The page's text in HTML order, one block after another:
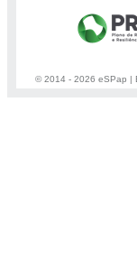
© 2014 - 2026 eSPap